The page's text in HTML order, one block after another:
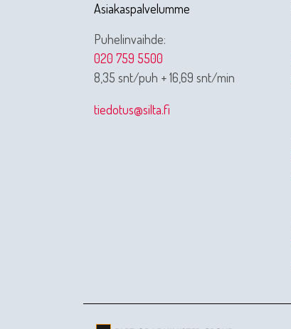
Asiakaspalvelumme
Puhelinvaihde:
020 759 5500
8,35 snt/puh + 16,69 snt/min
tiedotus@silta.fi